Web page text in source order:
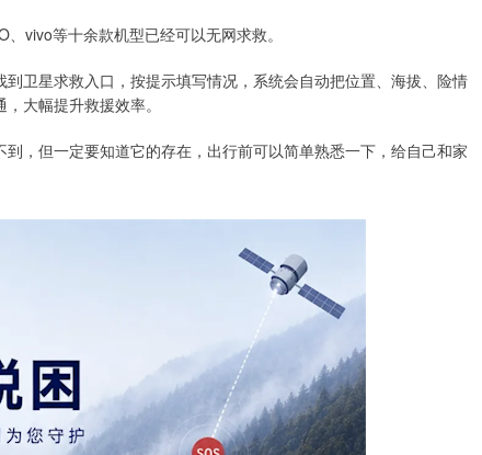
vivo等十余款机型已经可以无网求救。
卫星求救入口，按提示填写情况，系统会自动把位置、海拔、险情
大幅提升救援效率。
，但一定要知道它的存在，出行前可以简单熟悉一下，给自己和家